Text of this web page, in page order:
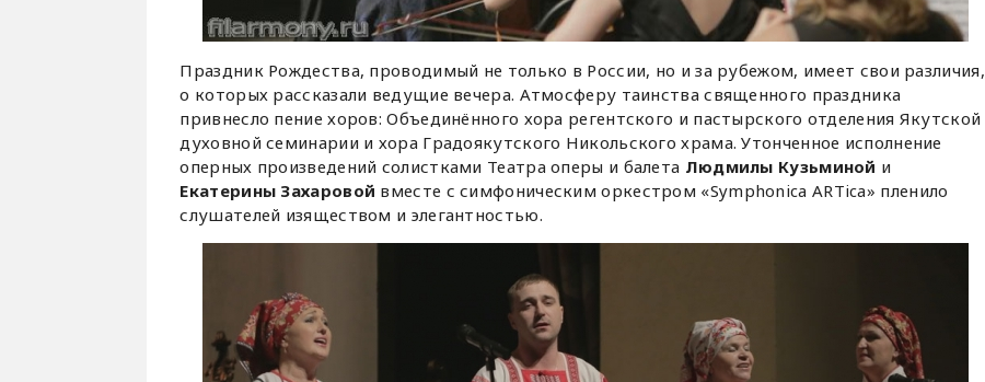
Праздник Рождества, проводимый не только в России, но и за рубежом, имеет свои различия,
о которых рассказали ведущие вечера. Атмосферу таинства священного праздника
привнесло пение хоров: Объединённого хора регентского и пастырского отделения Якутской
духовной семинарии и хора Градоякутского Никольского храма. Утонченное исполнение
оперных произведений солистками Театра оперы и балета Людмилы Кузьминой и
Екатерины Захаровой вместе с симфоническим оркестром «Symphonica ARTica» пленило
слушателей изяществом и элегантностью.